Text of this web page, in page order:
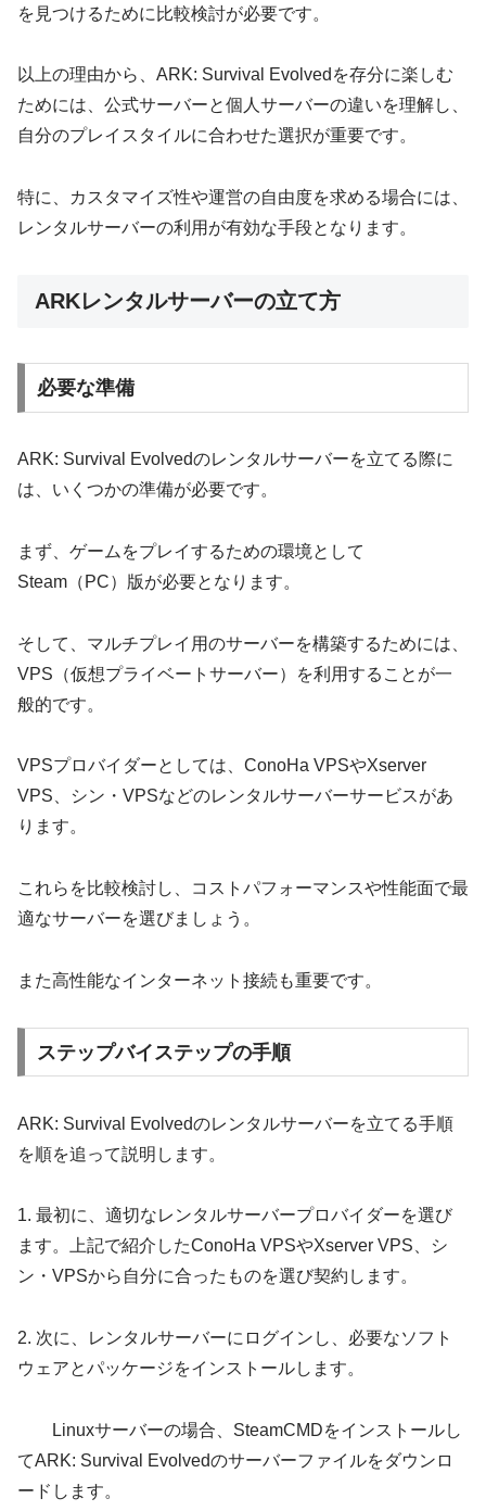
を見つけるために比較検討が必要です。
以上の理由から、ARK: Survival Evolvedを存分に楽しむ
ためには、公式サーバーと個人サーバーの違いを理解し、
自分のプレイスタイルに合わせた選択が重要です。
特に、カスタマイズ性や運営の自由度を求める場合には、
レンタルサーバーの利用が有効な手段となります。
ARKレンタルサーバーの立て方
必要な準備
ARK: Survival Evolvedのレンタルサーバーを立てる際に
は、いくつかの準備が必要です。
まず、ゲームをプレイするための環境として
Steam（PC）版が必要となります。
そして、マルチプレイ用のサーバーを構築するためには、
VPS（仮想プライベートサーバー）を利用することが一
般的です。
VPSプロバイダーとしては、ConoHa VPSやXserver
VPS、シン・VPSなどのレンタルサーバーサービスがあ
ります。
これらを比較検討し、コストパフォーマンスや性能面で最
適なサーバーを選びましょう。
また高性能なインターネット接続も重要です。
ステップバイステップの手順
ARK: Survival Evolvedのレンタルサーバーを立てる手順
を順を追って説明します。
1. 最初に、適切なレンタルサーバープロバイダーを選び
ます。上記で紹介したConoHa VPSやXserver VPS、シ
ン・VPSから自分に合ったものを選び契約します。
2. 次に、レンタルサーバーにログインし、必要なソフト
ウェアとパッケージをインストールします。
Linuxサーバーの場合、SteamCMDをインストールし
てARK: Survival Evolvedのサーバーファイルをダウンロ
ードします。